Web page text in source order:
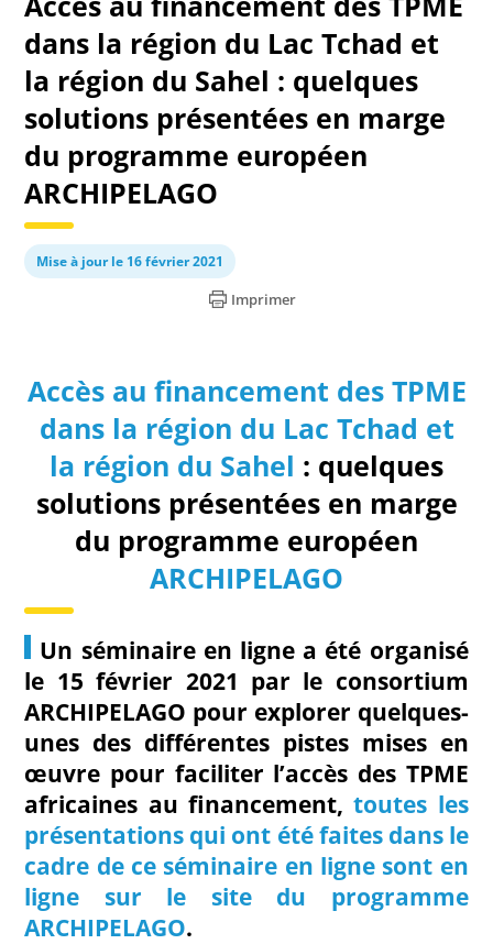
dans la région du Lac Tchad et
la région du Sahel : quelques
solutions présentées en marge
du programme européen
ARCHIPELAGO
Mise à jour le 16 février 2021
Imprimer
Accès au financement des TPME
dans la région du Lac Tchad et
la région du Sahel : quelques
solutions présentées en marge
du programme européen
ARCHIPELAGO
Un séminaire en ligne a été organisé
le 15 février 2021 par le consortium
ARCHIPELAGO pour explorer quelques-
unes des différentes pistes mises en
œuvre pour faciliter l’accès des TPME
africaines au financement,toutes les
présentations qui ont été faites dans le
cadre de ce séminaire en ligne sont en
ligne sur le site du programme
ARCHIPELAGO.